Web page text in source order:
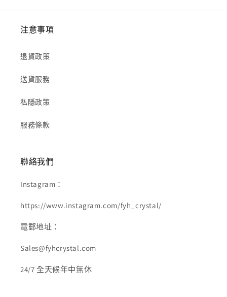
注意事項
退貨政策
送貨服務
私隱政策
服務條款
聯絡我們
Instagram：
https://www.instagram.com/fyh_crystal/
電郵地址：
Sales@fyhcrystal.com
24/7 全天候年中無休